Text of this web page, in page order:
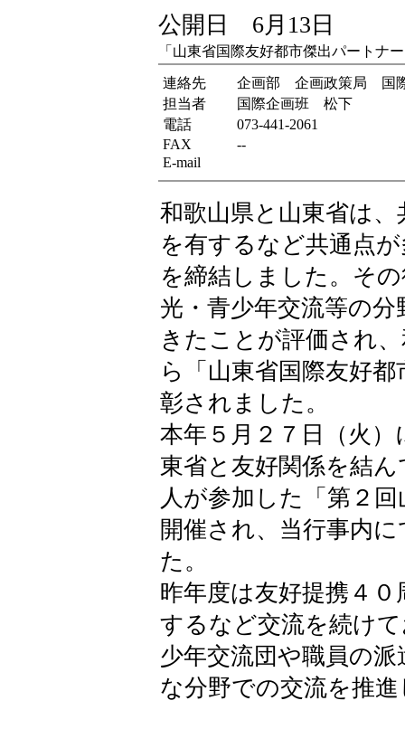
公開日 6月13日
「山東省国際友好都市傑出パートナ
連絡先
企画部 企画政策局 国
担当者
国際企画班 松下
電話
073-441-2061
FAX
--
E-mail
和歌山県と山東省は
を有するなど共通点
を締結しました。そ
光・青少年交流等の
きたことが評価され
ら「山東省国際友好
彰されました。
本年５月２７日（火
東省と友好関係を結
人が参加した「第２
開催され、当行事内
た。
昨年度は友好提携４
するなど交流を続け
少年交流団や職員の
な分野での交流を推